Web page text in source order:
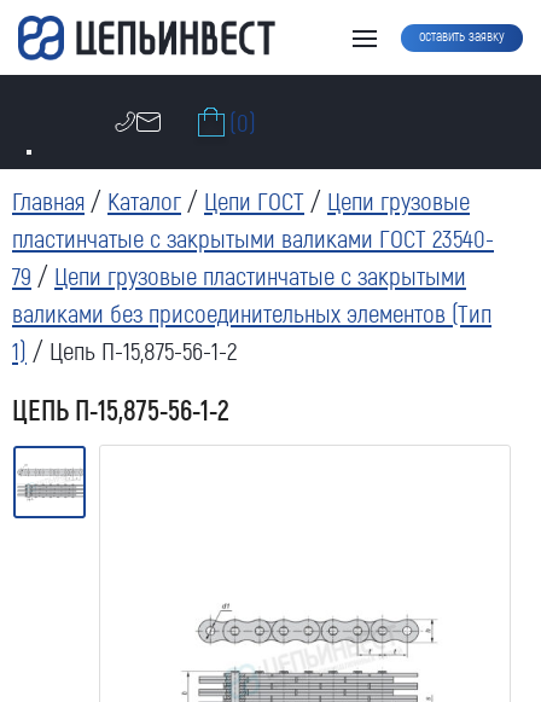
оставить заявку
(0)
Главная / Каталог / Цепи ГОСТ / Цепи грузовые
пластинчатые с закрытыми валиками ГОСТ 23540-
79 / Цепи грузовые пластинчатые с закрытыми
валиками без присоединительных элементов (Тип
1) / Цепь П-15,875-56-1-2
ЦЕПЬ П-15,875-56-1-2